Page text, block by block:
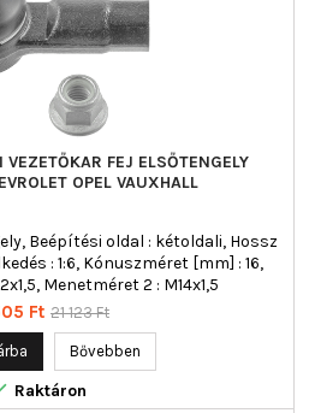
FEJ ELSŐTENGELY
OPEL VAUXHALL
Beépítési oldal : kétoldali, Hossz
: 1:6, Kónuszméret [mm] : 16,
Menetméret 2 : M14x1,5
Ft Normál
21 123 Ft
Bővebben
Raktáron